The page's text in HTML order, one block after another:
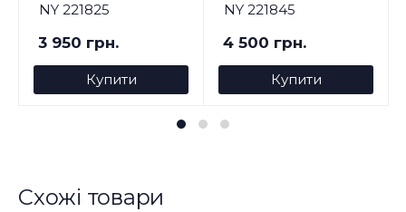
NY 221825
3 950 грн.
Купити
NY 221845
4 500 грн.
Купити
Схожі товари